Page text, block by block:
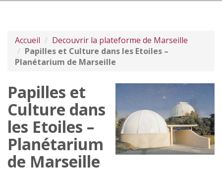
Accueil
Decouvrir la plateforme de Marseille
Papilles et Culture dans les Etoiles –
Planétarium de Marseille
Papilles et
Culture dans
les Etoiles –
Planétarium
de Marseille